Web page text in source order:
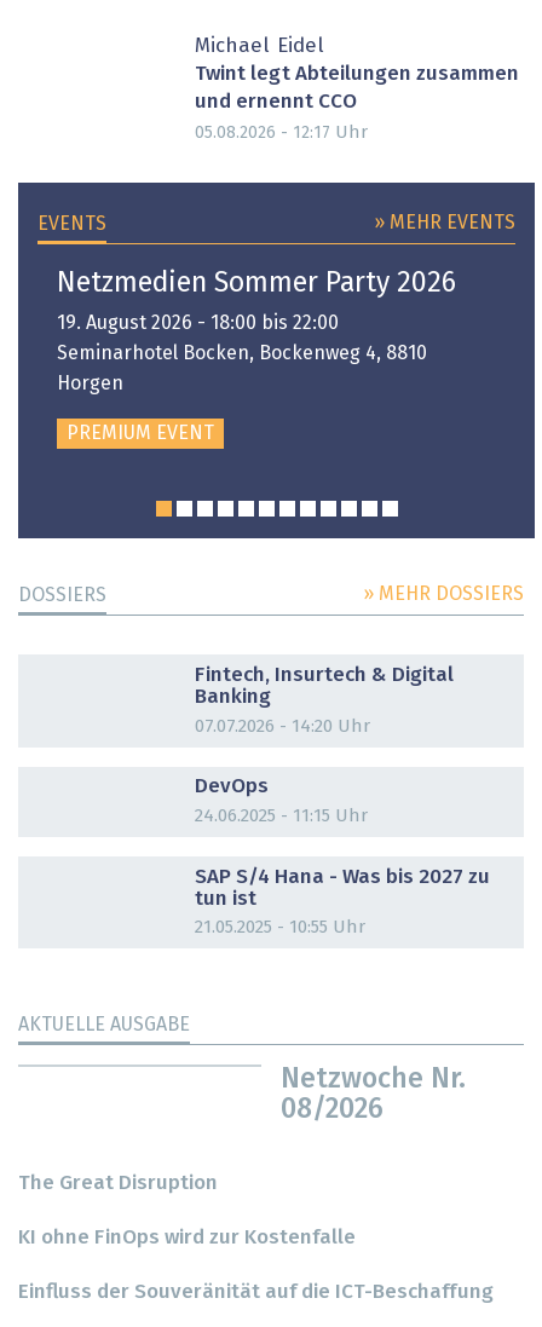
Michael Eidel
Twint legt Abteilungen zusammen
und ernennt CCO
05.08.2026 - 12:17 Uhr
EVENTS » MEHR EVENTS
Netzmedien Sommer Party 2026
19. August 2026 - 18:00 bis 22:00
Seminarhotel Bocken, Bockenweg 4, 8810
Horgen
PREMIUM EVENT
DOSSIERS » MEHR DOSSIERS
Fintech, Insurtech & Digital
Banking
07.07.2026 - 14:20 Uhr
DevOps
24.06.2025 - 11:15 Uhr
SAP S/4 Hana - Was bis 2027 zu
tun ist
21.05.2025 - 10:55 Uhr
AKTUELLE AUSGABE
Netzwoche Nr.
08/2026
The Great Disruption
KI ohne FinOps wird zur Kostenfalle
Einfluss der Souveränität auf die ICT-Beschaffung